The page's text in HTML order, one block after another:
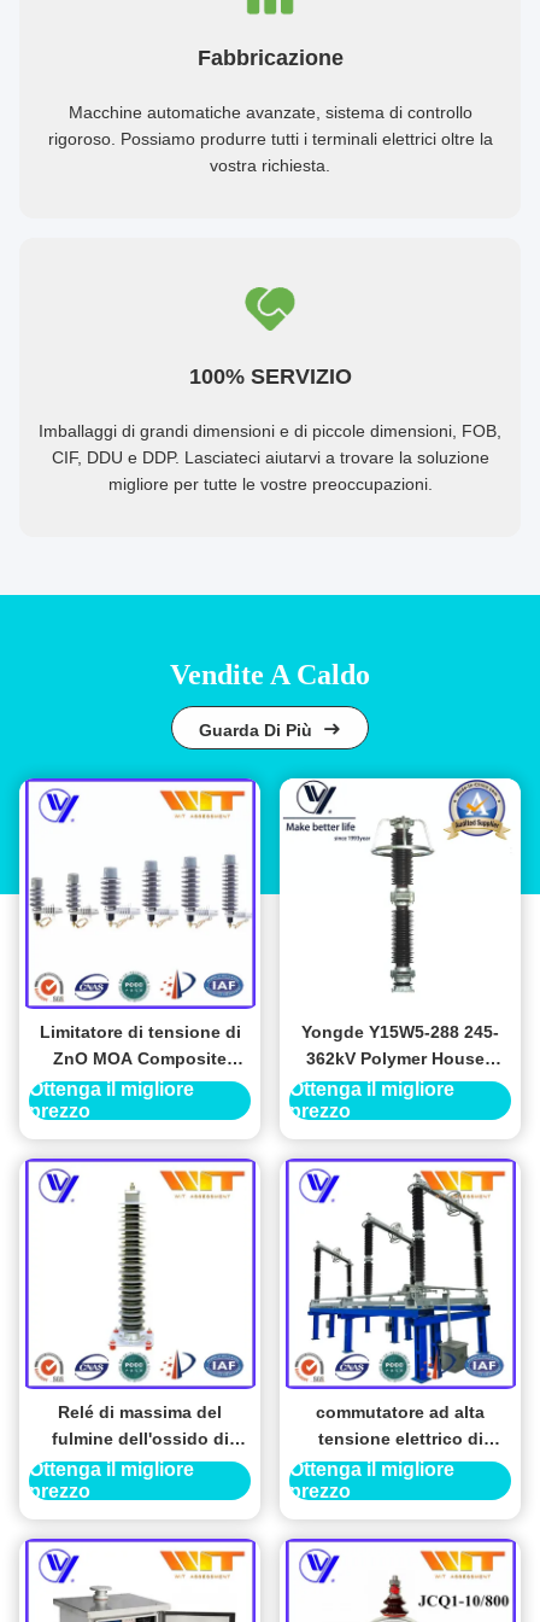
Fabbricazione
Macchine automatiche avanzate, sistema di controllo
rigoroso. Possiamo produrre tutti i terminali elettrici oltre la
vostra richiesta.
100% SERVIZIO
Imballaggi di grandi dimensioni e di piccole dimensioni, FOB,
CIF, DDU e DDP. Lasciateci aiutarvi a trovare la soluzione
migliore per tutte le vostre preoccupazioni.
Vendite A Caldo
Guarda Di Più
Limitatore di tensione di
ZnO MOA Composite
Housing High Voltage in
sottostazione all'aperto
Ottenga il migliore
prezzo
Yongde Y15W5-288 245-
362kV Polymer Housed
Lightning Arrester
Ottenga il migliore
prezzo
Relé di massima del
fulmine dell'ossido di
zinco del metallo 110KV
utilizzato in sottostazione
sopra protezione di
tensione
Ottenga il migliore
prezzo
commutatore ad alta
tensione elettrico di
sconnessione
dell'isolatore di 220kV 4KA
con a motore
Ottenga il migliore
prezzo